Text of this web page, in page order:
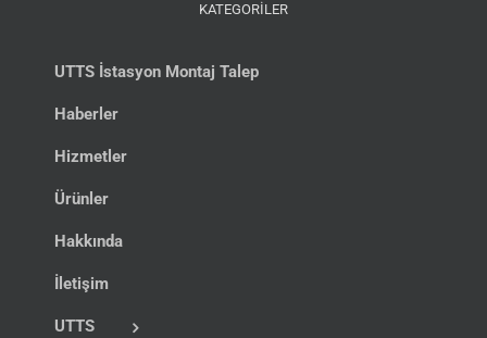
KATEGORİLER
UTTS İstasyon Montaj Talep
Haberler
Hizmetler
Ürünler
Hakkında
İletişim
UTTS